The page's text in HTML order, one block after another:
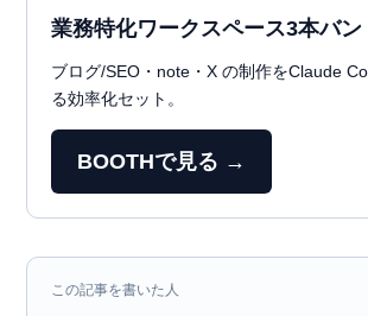
業務特化ワークスペース3本バン
ブログ/SEO・note・X の制作をClaude
る効率化セット。
BOOTHで見る →
この記事を書いた人